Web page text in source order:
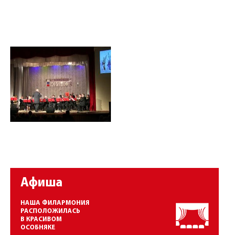
Афиша
НАША ФИЛАРМОНИЯ
РАСПОЛОЖИЛАСЬ
В КРАСИВОМ
ОСОБНЯКЕ